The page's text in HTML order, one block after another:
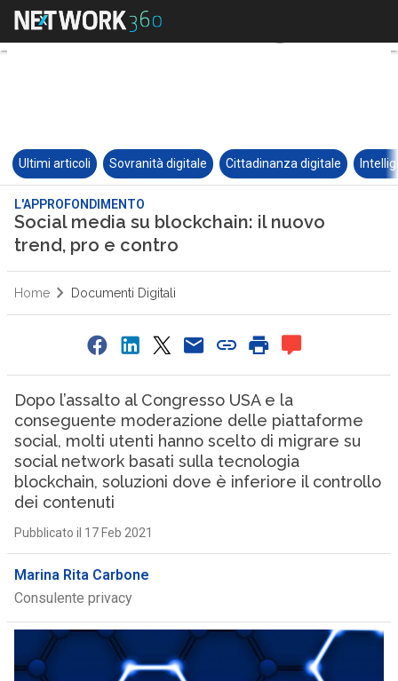
Ultimi articoli Sovranità digitale Cittadinanza digitale
L'APPROFONDIMENTO
Social media su blockchain: il nuovo
trend, pro e contro
Home Documenti Digitali
Dopo l’assalto al Congresso USA e la
conseguente moderazione delle piattaforme
social, molti utenti hanno scelto di migrare su
social network basati sulla tecnologia
blockchain, soluzioni dove è inferiore il controllo
dei contenuti
Pubblicato il 17 Feb 2021
Marina Rita Carbone
Consulente privacy